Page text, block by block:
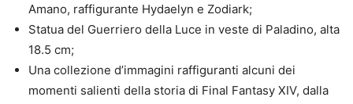
Amano, raffigurante Hydaelyn e Zodiark;
Statua del Guerriero della Luce in veste di Paladino, alta
18.5 cm;
Una collezione d’immagini raffiguranti alcuni dei
momenti salienti della storia di Final Fantasy XIV, dalla